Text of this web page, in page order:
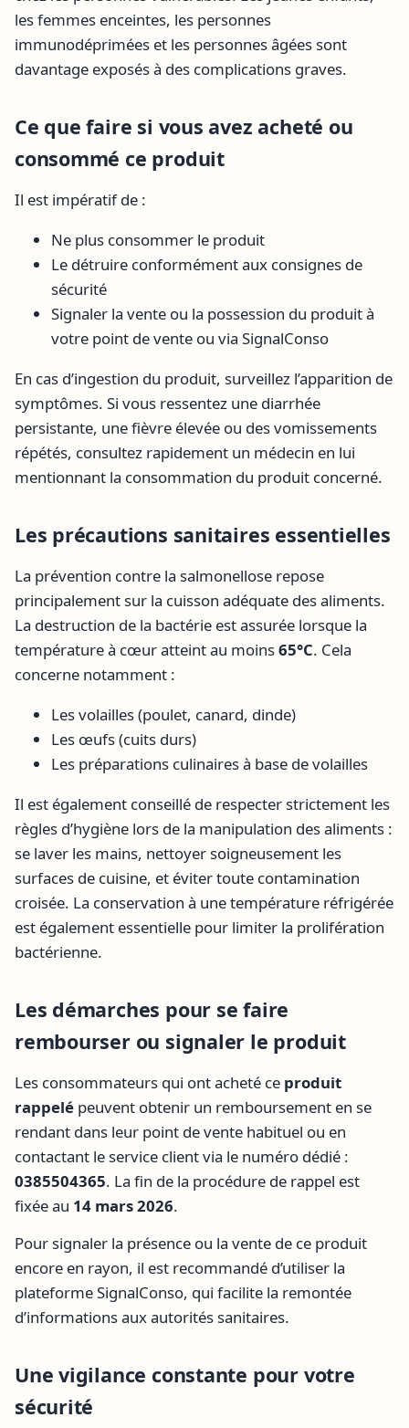
les femmes enceintes, les personnes
immunodéprimées et les personnes âgées sont
davantage exposés à des complications graves.
Ce que faire si vous avez acheté ou
consommé ce produit
Il est impératif de :
Ne plus consommer le produit
Le détruire conformément aux consignes de
sécurité
Signaler la vente ou la possession du produit à
votre point de vente ou via SignalConso
En cas d’ingestion du produit, surveillez l’apparition de
symptômes. Si vous ressentez une diarrhée
persistante, une fièvre élevée ou des vomissements
répétés, consultez rapidement un médecin en lui
mentionnant la consommation du produit concerné.
Les précautions sanitaires essentielles
La prévention contre la salmonellose repose
principalement sur la cuisson adéquate des aliments.
La destruction de la bactérie est assurée lorsque la
température à cœur atteint au moins65°C. Cela
concerne notamment :
Les volailles (poulet, canard, dinde)
Les œufs (cuits durs)
Les préparations culinaires à base de volailles
Il est également conseillé de respecter strictement les
règles d’hygiène lors de la manipulation des aliments :
se laver les mains, nettoyer soigneusement les
surfaces de cuisine, et éviter toute contamination
croisée. La conservation à une température réfrigérée
est également essentielle pour limiter la prolifération
bactérienne.
Les démarches pour se faire
rembourser ou signaler le produit
Les consommateurs qui ont acheté ce produit
rappelé peuvent obtenir un remboursement en se
rendant dans leur point de vente habituel ou en
contactant le service client via le numéro dédié :
0385504365. La fin de la procédure de rappel est
fixée au 14 mars 2026.
Pour signaler la présence ou la vente de ce produit
encore en rayon, il est recommandé d’utiliser la
plateforme SignalConso, qui facilite la remontée
d’informations aux autorités sanitaires.
Une vigilance constante pour votre
sécurité